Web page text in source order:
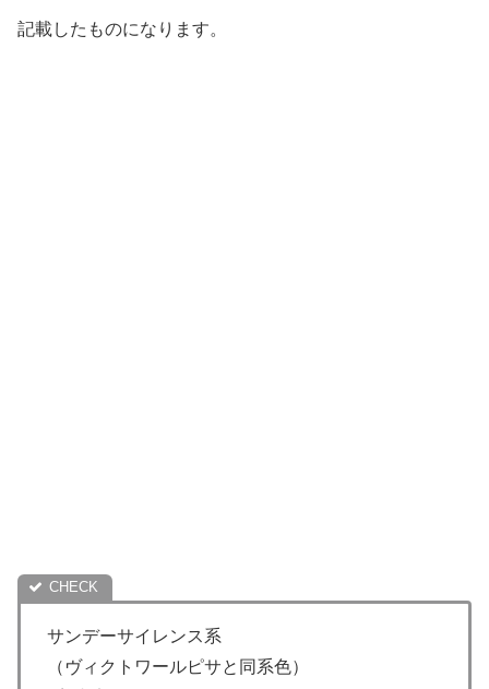
記載したものになります。
サンデーサイレンス系
（ヴィクトワールピサと同系色）